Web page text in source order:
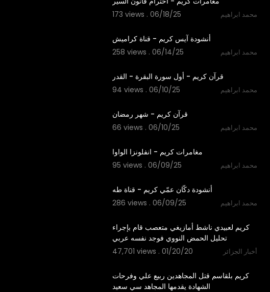
173 views . 06/18/25
محمد ابراهيم
أنشودة آيس كريم - قناة كراميش
258 views . 06/14/25
محمد ابراهيم
قرآن كريم - أول سورة البقرة - القدر
94 views . 06/10/25
محمد ابراهيم
قرآن كريم - شهر رمضان
66 views . 06/10/25
محمد ابراهيم
مغامرات كريم - انفلونزا الواوا
95 views . 06/09/25
محمد ابراهيم
أنشودة دكّان عمّي كريم - قناة طه
286 views . 06/09/25
محمد ابراهيم
كريم لعبيدي ناشط أمازيغي متعصب قام بإجراء
تحليل الحمض النووي فوجد نفسه عربي
47,701 views . 01/20/20
أخبار الجزائر
كريم بلقاسم قتل المجاهدين ربيع علي وفرحات
الشهادة يقدمها المجاهد سي سعيد